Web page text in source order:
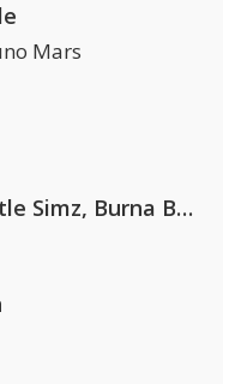
Mars
Coldplay ft. Little Simz, Burna Boy, Elyanna & Tini